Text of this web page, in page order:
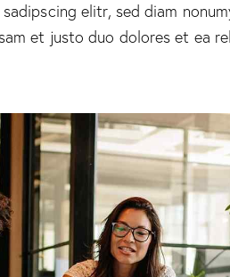
elitr, sed diam
et justo duo dolores et ea